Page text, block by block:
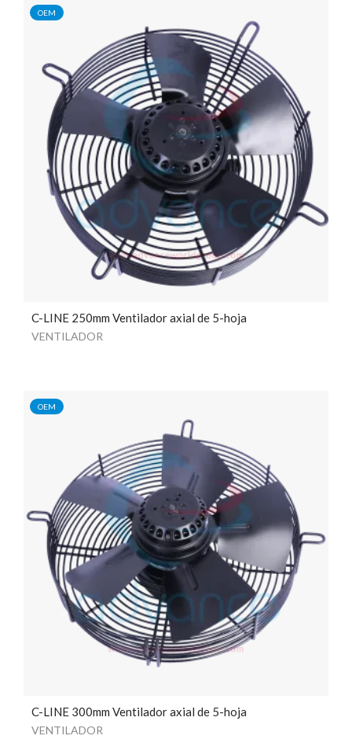
OEM
C-LINE 250mm Ventilador axial de 5-hoja
VENTILADOR
OEM
C-LINE 300mm Ventilador axial de 5-hoja
VENTILADOR